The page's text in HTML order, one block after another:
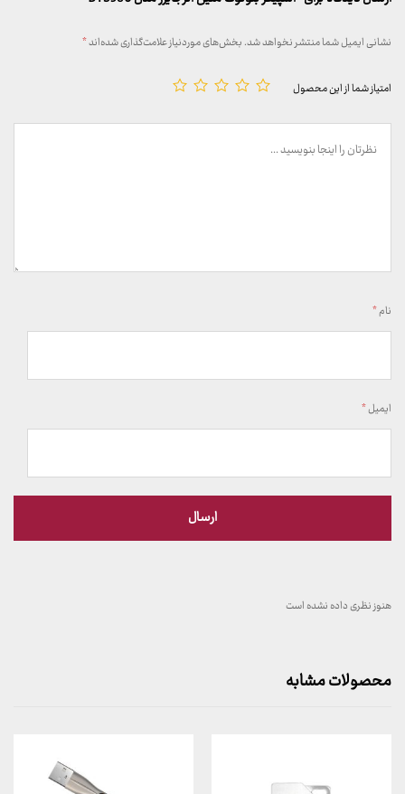
نشانی ایمیل شما منتشر نخواهد شد.بخش‌های موردنیاز علامت‌گذاری شده‌اند*
امتیاز شما از این محصول
نام*
ایمیل*
هنوز نظری داده نشده است
محصولات مشابه